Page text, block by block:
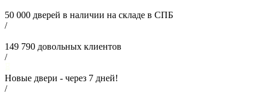
50 000 дверей в наличии на складе в СПБ
/
149 790 довольных клиентов
/
Новые двери - через 7 дней!
/